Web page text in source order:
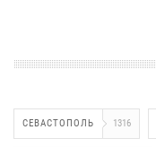
СЕВАСТОПОЛЬ 1316